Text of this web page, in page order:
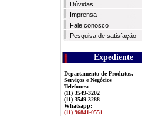
Dúvidas
Imprensa
Fale conosco
Pesquisa de satisfação
Expediente
Departamento de Produtos,
Serviços e Negócios
Telefones:
(11) 3549-3202
(11) 3549-3288
Whatsapp:
(11) 96841-0551